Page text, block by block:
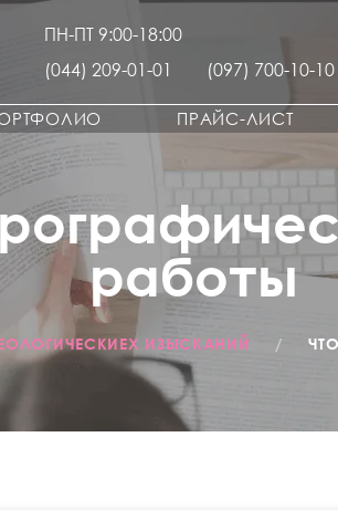
ПН-ПТ 9:00-18:00
(044) 209-01-01
(097) 700-10-10
ПРАЙС-ЛИСТ
работы
ИЗЫСКАНИЙ /